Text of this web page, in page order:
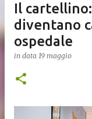
Il
diventano
ospedale
in data 19 maggio